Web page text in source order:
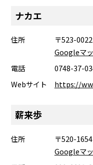
ナカエ
住所
〒523-
Googleマ
電話
0748-37-
Webサイト
https://
薪来歩
住所
〒520-
Googleマ